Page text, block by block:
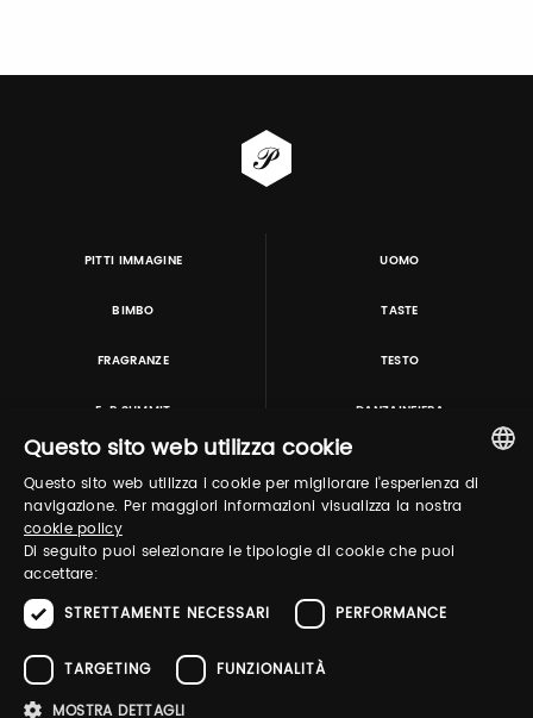
PITTI IMMAGINE UOMO
BIMBO TASTE
FRAGRANZE TESTO
E-P SUMMIT DANZAINFIERA
TUTORING & CONSULTING
ITALIAN
Questo sito web utilizza cookie
Questo sito web utilizza i cookie per migliorare l'esperienza di
navigazione. Per maggiori informazioni visualizza la nostra
cookie policy
Di seguito puoi selezionare le tipologie di cookie che puoi
accettare:
STRETTAMENTE NECESSARI
PERFORMANCE
TARGETING
FUNZIONALITÀ
MOSTRA DETTAGLI